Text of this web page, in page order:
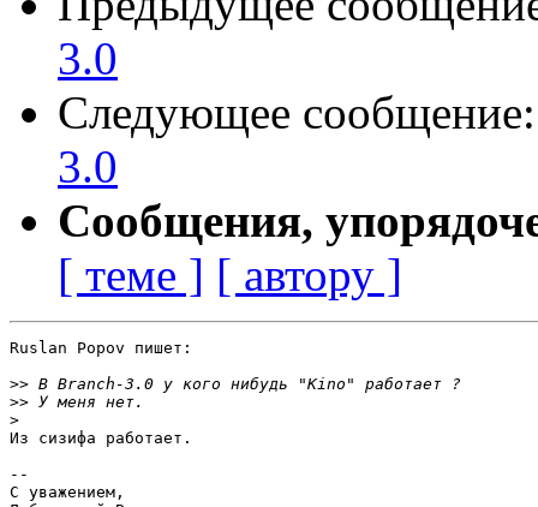
3.0
Следующее
3.0
Сообщения,
[ теме ] [ автору ]
Ruslan Popov пишет:
>>
>>
>
Из сизифа работает.
--
С уважением,